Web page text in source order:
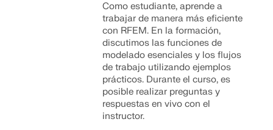
Su puerta al modelado paramétrico y la automatización
Explorar API
Documentación de API
Como estudiante, aprende a
trabajar de manera más eficiente
con RFEM. En la formación,
discutimos las funciones de
modelado esenciales y los flujos
de trabajo utilizando ejemplos
prácticos. Durante el curso, es
posible realizar preguntas y
respuestas en vivo con el
instructor.